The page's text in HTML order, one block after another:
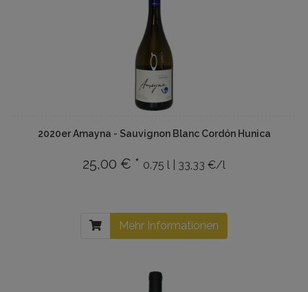
2020er Amayna - Sauvignon Blanc Cordón Hunica
25,00 € * 0.75 l | 33,33 €/l
Mehr Informationen